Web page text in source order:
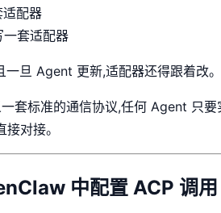
配器
套适配器
旦 Agent 更新,适配器还得跟着改。
套标准的通信协议,任何 Agent 只
对接。
中配置 ACP 调